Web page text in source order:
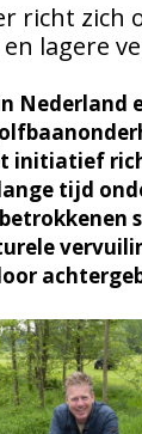
richt zich
lagere
Nederland
initiatief
tijd